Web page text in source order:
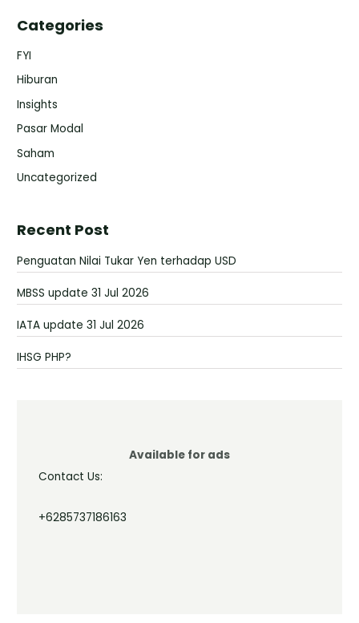
Categories
FYI
Hiburan
Insights
Pasar Modal
Saham
Uncategorized
Recent Post
Penguatan Nilai Tukar Yen terhadap USD
MBSS update 31 Jul 2026
IATA update 31 Jul 2026
IHSG PHP?
Available for ads
Contact Us:
+6285737186163